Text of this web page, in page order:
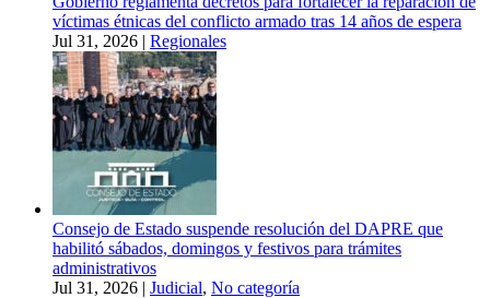
víctimas étnicas del conflicto armado tras 14 años de espera
Jul 31, 2026 | Regionales
Consejo de Estado suspende resolución del DAPRE que
habilitó sábados, domingos y festivos para trámites
administrativos
Jul 31, 2026 | Judicial, No categoría